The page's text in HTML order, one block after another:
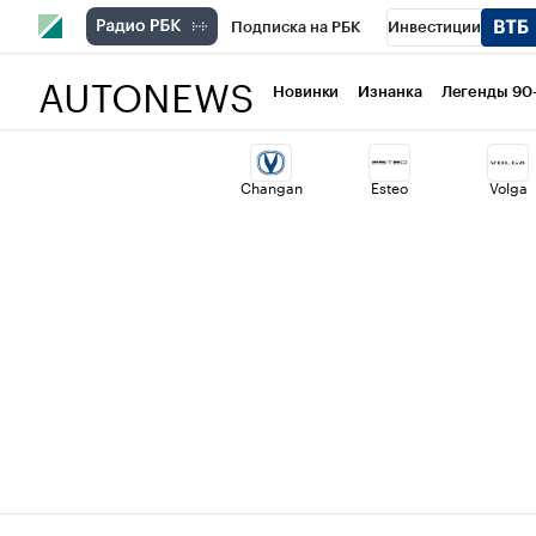
Подписка на РБК Инвестиции
Национальные проекты Город
Кредитные рейтинги Франшизы
AUTONEWS Новинки Изнанка Легенды
Changan Esteo Volga